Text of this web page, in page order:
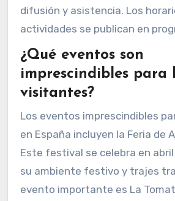
difusión y asistencia. Los
actividades se publican en
¿Qué eventos son
imprescindibles para
visitantes?
Los eventos imprescindibles
en España incluyen la Feria de
Este festival se celebra en
su ambiente festivo y trajes
evento importante es La